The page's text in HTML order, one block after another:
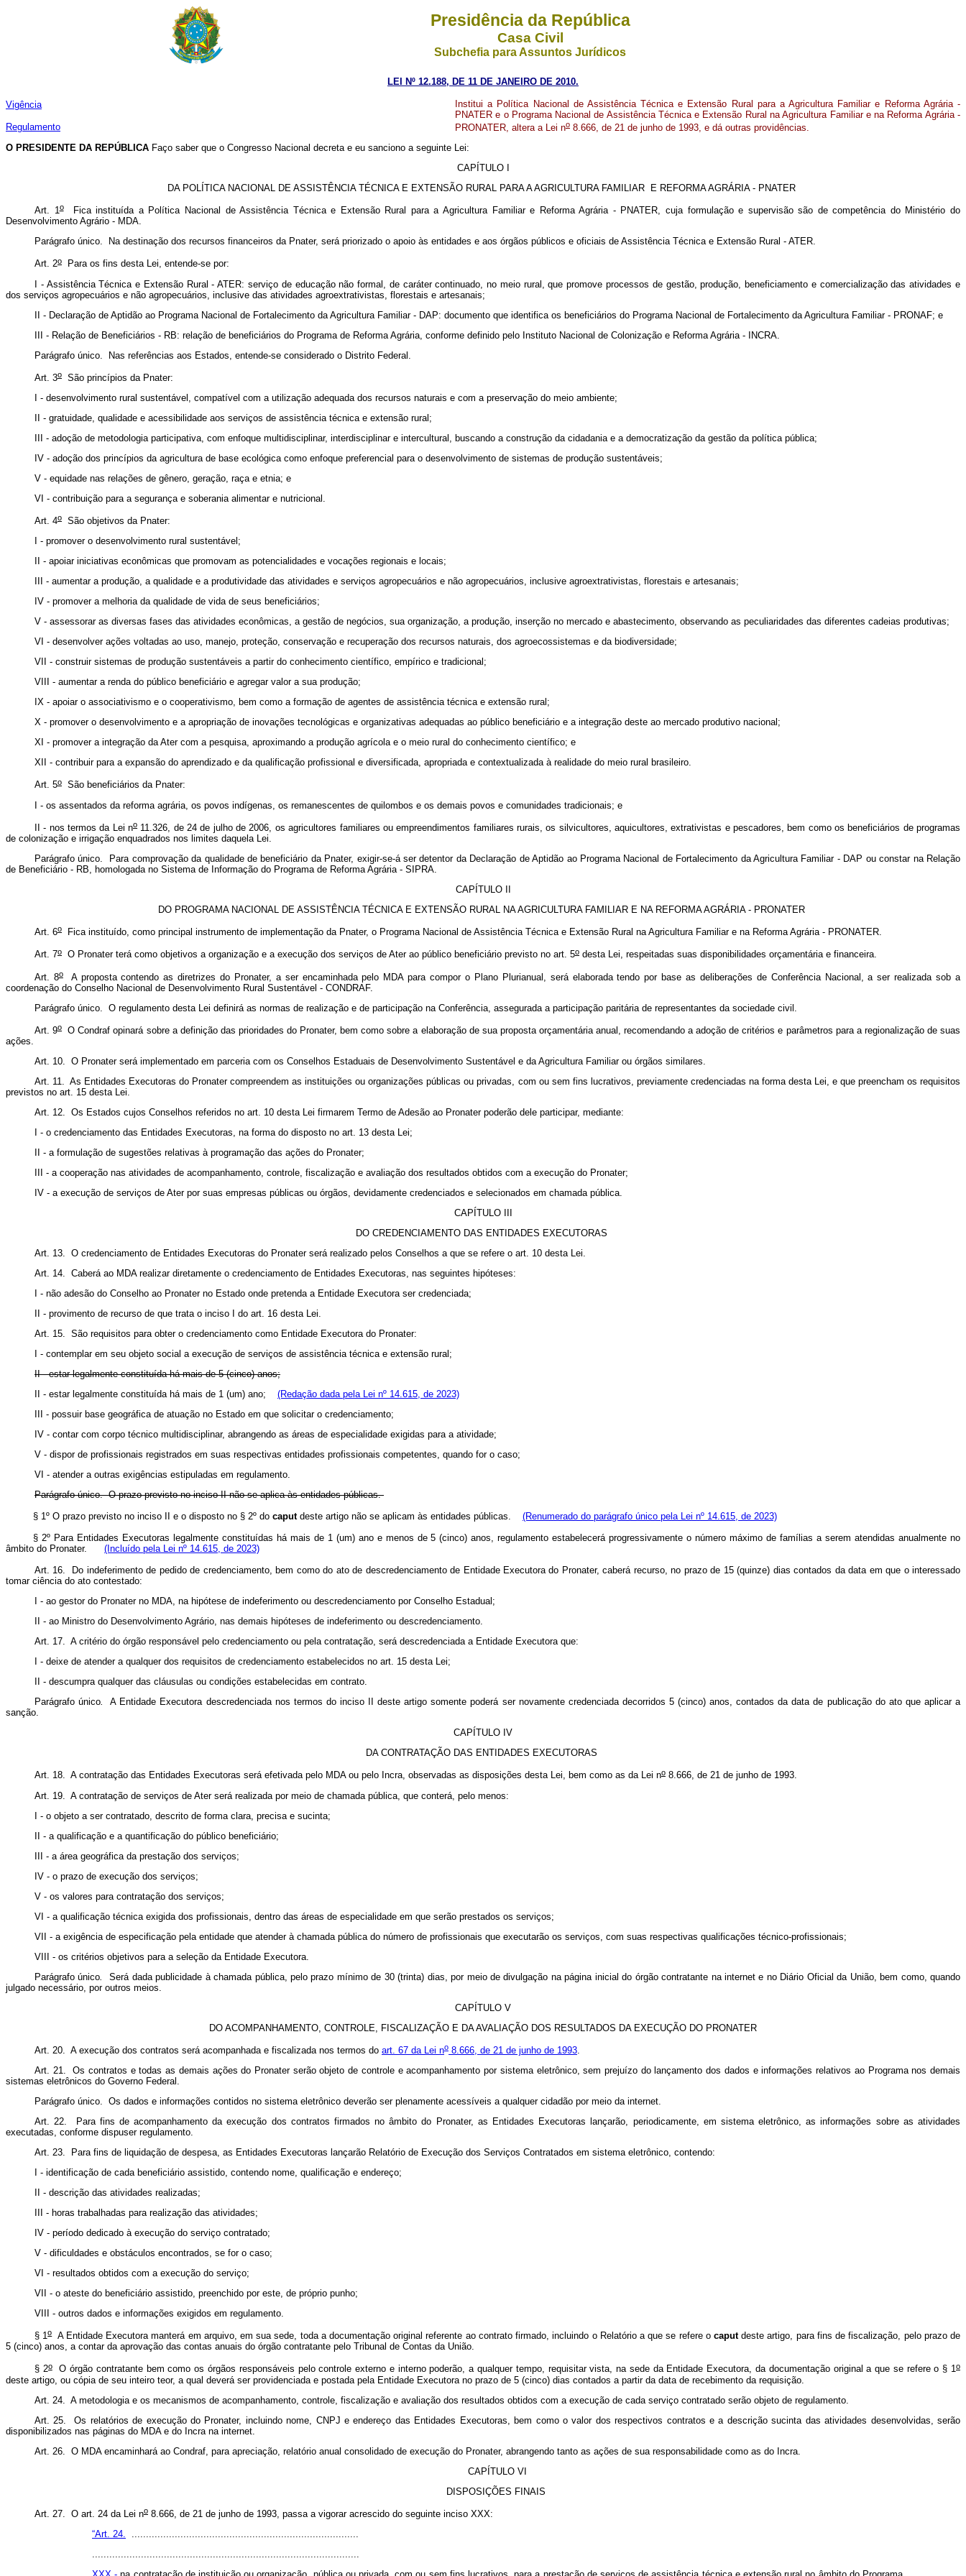
Presidência da República
Casa Civil
Subchefia para Assuntos Jurídicos
LEI Nº 12.188, DE 11 DE JANEIRO DE 2010.
Vigência
Regulamento
Institui a Política Nacional de Assistência Técnica e Extensão Rural para a Agricultura Familiar e Reforma Agrária -
PNATER e o Programa Nacional de Assistência Técnica e Extensão Rural na Agricultura Familiar e na Reforma Agrária -
PRONATER, altera a Lei no 8.666, de 21 de junho de 1993, e dá outras providências.
O PRESIDENTE DA REPÚBLICA Faço saber que o Congresso Nacional decreta e eu sanciono a seguinte Lei:
CAPÍTULO I
DA POLÍTICA NACIONAL DE ASSISTÊNCIA TÉCNICA E EXTENSÃO RURAL PARA A AGRICULTURA FAMILIAR E REFORMA AGRÁRIA - PNATER
Art. 1oFica instituída a Política Nacional de Assistência Técnica e Extensão Rural para a Agricultura Familiar e Reforma Agrária - PNATER, cuja formulação e supervisão são de competência do Ministério do
Desenvolvimento Agrário - MDA.
Parágrafo único. Na destinação dos recursos financeiros da Pnater, será priorizado o apoio às entidades e aos órgãos públicos e oficiais de Assistência Técnica e Extensão Rural - ATER.
Art. 2o
Para os fins desta Lei, entende-se por:
I - Assistência Técnica e Extensão Rural - ATER: serviço de educação não formal, de caráter continuado, no meio rural, que promove processos de gestão, produção, beneficiamento e comercialização das atividades e
dos serviços agropecuários e não agropecuários, inclusive das atividades agroextrativistas, florestais e artesanais;
II - Declaração de Aptidão ao Programa Nacional de Fortalecimento da Agricultura Familiar - DAP: documento que identifica os beneficiários do Programa Nacional de Fortalecimento da Agricultura Familiar - PRONAF; e
III - Relação de Beneficiários - RB: relação de beneficiários do Programa de Reforma Agrária, conforme definido pelo Instituto Nacional de Colonização e Reforma Agrária - INCRA.
Parágrafo único. Nas referências aos Estados, entende-se considerado o Distrito Federal.
Art. 3o
São princípios da Pnater:
I - desenvolvimento rural sustentável, compatível com a utilização adequada dos recursos naturais e com a preservação do meio ambiente;
II - gratuidade, qualidade e acessibilidade aos serviços de assistência técnica e extensão rural;
III - adoção de metodologia participativa, com enfoque multidisciplinar, interdisciplinar e intercultural, buscando a construção da cidadania e a democratização da gestão da política pública;
IV - adoção dos princípios da agricultura de base ecológica como enfoque preferencial para o desenvolvimento de sistemas de produção sustentáveis;
V - equidade nas relações de gênero, geração, raça e etnia; e
VI - contribuição para a segurança e soberania alimentar e nutricional.
Art. 4o
São objetivos da Pnater:
I - promover o desenvolvimento rural sustentável;
II - apoiar iniciativas econômicas que promovam as potencialidades e vocações regionais e locais;
III - aumentar a produção, a qualidade e a produtividade das atividades e serviços agropecuários e não agropecuários, inclusive agroextrativistas, florestais e artesanais;
IV - promover a melhoria da qualidade de vida de seus beneficiários;
V - assessorar as diversas fases das atividades econômicas, a gestão de negócios, sua organização, a produção, inserção no mercado e abastecimento, observando as peculiaridades das diferentes cadeias produtivas;
VI - desenvolver ações voltadas ao uso, manejo, proteção, conservação e recuperação dos recursos naturais, dos agroecossistemas e da biodiversidade;
VII - construir sistemas de produção sustentáveis a partir do conhecimento científico, empírico e tradicional;
VIII - aumentar a renda do público beneficiário e agregar valor a sua produção;
IX - apoiar o associativismo e o cooperativismo, bem como a formação de agentes de assistência técnica e extensão rural;
X - promover o desenvolvimento e a apropriação de inovações tecnológicas e organizativas adequadas ao público beneficiário e a integração deste ao mercado produtivo nacional;
XI - promover a integração da Ater com a pesquisa, aproximando a produção agrícola e o meio rural do conhecimento científico; e
XII - contribuir para a expansão do aprendizado e da qualificação profissional e diversificada, apropriada e contextualizada à realidade do meio rural brasileiro.
Art. 5o
São beneficiários da Pnater:
I - os assentados da reforma agrária, os povos indígenas, os remanescentes de quilombos e os demais povos e comunidades tradicionais; e
II - nos termos da Lei no 11.326, de 24 de julho de 2006, os agricultores familiares ou empreendimentos familiares rurais, os silvicultores, aquicultores, extrativistas e pescadores, bem como os beneficiários de programas
de colonização e irrigação enquadrados nos limites daquela Lei.
Parágrafo único. Para comprovação da qualidade de beneficiário da Pnater, exigir-se-á ser detentor da Declaração de Aptidão ao Programa Nacional de Fortalecimento da Agricultura Familiar - DAP ou constar na Relação
de Beneficiário - RB, homologada no Sistema de Informação do Programa de Reforma Agrária - SIPRA.
CAPÍTULO II
DO PROGRAMA NACIONAL DE ASSISTÊNCIA TÉCNICA E EXTENSÃO RURAL NA AGRICULTURA FAMILIAR E NA REFORMA AGRÁRIA - PRONATER
Art. 6o Fica instituído, como principal instrumento de implementação da Pnater, o Programa Nacional de Assistência Técnica e Extensão Rural na Agricultura Familiar e na Reforma Agrária - PRONATER.
Art. 7o O Pronater terá como objetivos a organização e a execução dos serviços de Ater ao público beneficiário previsto no art. 5o desta Lei, respeitadas suas disponibilidades orçamentária e financeira.
Art. 8oA proposta contendo as diretrizes do Pronater, a ser encaminhada pelo MDA para compor o Plano Plurianual, será elaborada tendo por base as deliberações de Conferência Nacional, a ser realizada sob a
coordenação do Conselho Nacional de Desenvolvimento Rural Sustentável - CONDRAF.
Parágrafo único. O regulamento desta Lei definirá as normas de realização e de participação na Conferência, assegurada a participação paritária de representantes da sociedade civil.
Art. 9o
O Condraf opinará sobre a definição das prioridades do Pronater, bem como sobre a elaboração de sua proposta orçamentária anual, recomendando a adoção de critérios e parâmetros para a regionalização de suas
ações.
Art. 10. O Pronater será implementado em parceria com os Conselhos Estaduais de Desenvolvimento Sustentável e da Agricultura Familiar ou órgãos similares.
Art. 11. As Entidades Executoras do Pronater compreendem as instituições ou organizações públicas ou privadas, com ou sem fins lucrativos, previamente credenciadas na forma desta Lei, e que preencham os requisitos
previstos no art. 15 desta Lei.
Art. 12. Os Estados cujos Conselhos referidos no art. 10 desta Lei firmarem Termo de Adesão ao Pronater poderão dele participar, mediante:
I - o credenciamento das Entidades Executoras, na forma do disposto no art. 13 desta Lei;
II - a formulação de sugestões relativas à programação das ações do Pronater;
III - a cooperação nas atividades de acompanhamento, controle, fiscalização e avaliação dos resultados obtidos com a execução do Pronater;
IV - a execução de serviços de Ater por suas empresas públicas ou órgãos, devidamente credenciados e selecionados em chamada pública.
CAPÍTULO III
DO CREDENCIAMENTO DAS ENTIDADES EXECUTORAS
Art. 13. O credenciamento de Entidades Executoras do Pronater será realizado pelos Conselhos a que se refere o art. 10 desta Lei.
Art. 14. Caberá ao MDA realizar diretamente o credenciamento de Entidades Executoras, nas seguintes hipóteses:
I - não adesão do Conselho ao Pronater no Estado onde pretenda a Entidade Executora ser credenciada;
II - provimento de recurso de que trata o inciso I do art. 16 desta Lei.
Art. 15. São requisitos para obter o credenciamento como Entidade Executora do Pronater:
I - contemplar em seu objeto social a execução de serviços de assistência técnica e extensão rural;
II - estar legalmente constituída há mais de 5 (cinco) anos;
II - estar legalmente constituída há mais de 1 (um) ano; (Redação dada pela Lei nº 14.615, de 2023)
III - possuir base geográfica de atuação no Estado em que solicitar o credenciamento;
IV - contar com corpo técnico multidisciplinar, abrangendo as áreas de especialidade exigidas para a atividade;
V - dispor de profissionais registrados em suas respectivas entidades profissionais competentes, quando for o caso;
VI - atender a outras exigências estipuladas em regulamento.
Parágrafo único. O prazo previsto no inciso II não se aplica às entidades públicas.
§ 1º O prazo previsto no inciso II e o disposto no § 2º do caputdeste artigo não se aplicam às entidades públicas. (Renumerado do parágrafo único pela Lei nº 14.615, de 2023)
§ 2º Para Entidades Executoras legalmente constituídas há mais de 1 (um) ano e menos de 5 (cinco) anos, regulamento estabelecerá progressivamente o número máximo de famílias a serem atendidas anualmente no
âmbito do Pronater. (Incluído pela Lei nº 14.615, de 2023)
Art. 16. Do indeferimento de pedido de credenciamento, bem como do ato de descredenciamento de Entidade Executora do Pronater, caberá recurso, no prazo de 15 (quinze) dias contados da data em que o interessado
tomar ciência do ato contestado:
I - ao gestor do Pronater no MDA, na hipótese de indeferimento ou descredenciamento por Conselho Estadual;
II - ao Ministro do Desenvolvimento Agrário, nas demais hipóteses de indeferimento ou descredenciamento.
Art. 17. A critério do órgão responsável pelo credenciamento ou pela contratação, será descredenciada a Entidade Executora que:
I - deixe de atender a qualquer dos requisitos de credenciamento estabelecidos no art. 15 desta Lei;
II - descumpra qualquer das cláusulas ou condições estabelecidas em contrato.
Parágrafo único.
A Entidade Executora descredenciada nos termos do inciso II deste artigo somente poderá ser novamente credenciada decorridos 5 (cinco) anos, contados da data de publicação do ato que aplicar a
sanção.
CAPÍTULO IV
DA CONTRATAÇÃO DAS ENTIDADES EXECUTORAS
Art. 18. A contratação das Entidades Executoras será efetivada pelo MDA ou pelo Incra, observadas as disposições desta Lei, bem como as da Lei no 8.666, de 21 de junho de 1993.
Art. 19. A contratação de serviços de Ater será realizada por meio de chamada pública, que conterá, pelo menos:
I - o objeto a ser contratado, descrito de forma clara, precisa e sucinta;
II - a qualificação e a quantificação do público beneficiário;
III - a área geográfica da prestação dos serviços;
IV - o prazo de execução dos serviços;
V - os valores para contratação dos serviços;
VI - a qualificação técnica exigida dos profissionais, dentro das áreas de especialidade em que serão prestados os serviços;
VII - a exigência de especificação pela entidade que atender à chamada pública do número de profissionais que executarão os serviços, com suas respectivas qualificações técnico-profissionais;
VIII - os critérios objetivos para a seleção da Entidade Executora.
Parágrafo único
Será dada publicidade à chamada pública, pelo prazo mínimo de 30 (trinta) dias, por meio de divulgação na página inicial do órgão contratante na internet e no Diário Oficial da União, bem como, quando
julgado necessário, por outros meios.
CAPÍTULO V
DO ACOMPANHAMENTO, CONTROLE, FISCALIZAÇÃO E DA AVALIAÇÃO DOS RESULTADOS DA EXECUÇÃO DO PRONATER
Art. 20. A execução dos contratos será acompanhada e fiscalizada nos termos do art. 67 da Lei no 8.666, de 21 de junho de 1993
Art. 21. Os contratos e todas as demais ações do Pronater serão objeto de controle e acompanhamento por sistema eletrônico, sem prejuízo do lançamento dos dados e informações relativos ao Programa nos demais
sistemas eletrônicos do Governo Federal.
Parágrafo único. Os dados e informações contidos no sistema eletrônico deverão ser plenamente acessíveis a qualquer cidadão por meio da internet.
Art. 22. Para fins de acompanhamento da execução dos contratos firmados no âmbito do Pronater, as Entidades Executoras lançarão, periodicamente, em sistema eletrônico, as informações sobre as atividades
executadas, conforme dispuser regulamento.
Art. 23. Para fins de liquidação de despesa, as Entidades Executoras lançarão Relatório de Execução dos Serviços Contratados em sistema eletrônico, contendo:
I - identificação de cada beneficiário assistido, contendo nome, qualificação e endereço;
II - descrição das atividades realizadas;
III - horas trabalhadas para realização das atividades;
IV - período dedicado à execução do serviço contratado;
V - dificuldades e obstáculos encontrados, se for o caso;
VI - resultados obtidos com a execução do serviço;
VII - o ateste do beneficiário assistido, preenchido por este, de próprio punho;
VIII - outros dados e informações exigidos em regulamento.
§ 1oA Entidade Executora manterá em arquivo, em sua sede, toda a documentação original referente ao contrato firmado, incluindo o Relatório a que se refere ocaput deste artigo, para fins de fiscalização, pelo prazo de
5 (cinco) anos, a contar da aprovação das contas anuais do órgão contratante pelo Tribunal de Contas da União.
§ 2oO órgão contratante bem como os órgãos responsáveis pelo controle externo e interno poderão, a qualquer tempo, requisitar vista, na sede da Entidade Executora, da documentação original a que se refere o § 1o
deste artigo, ou cópia de seu inteiro teor, a qual deverá ser providenciada e postada pela Entidade Executora no prazo de 5 (cinco) dias contados a partir da data de recebimento da requisição.
Art. 24. A metodologia e os mecanismos de acompanhamento, controle, fiscalização e avaliação dos resultados obtidos com a execução de cada serviço contratado serão objeto de regulamento.
Art. 25. Os relatórios de execução do Pronater, incluindo nome, CNPJ e endereço das Entidades Executoras, bem como o valor dos respectivos contratos e a descrição sucinta das atividades desenvolvidas, serão
disponibilizados nas páginas do MDA e do Incra na internet.
Art. 26. O MDA encaminhará ao Condraf, para apreciação, relatório anual consolidado de execução do Pronater, abrangendo tanto as ações de sua responsabilidade como as do Incra.
CAPÍTULO VI
DISPOSIÇÕES FINAIS
Art. 27. O art. 24 da Lei no 8.666, de 21 de junho de 1993, passa a vigorar acrescido do seguinte inciso XXX:
“Art. 24.